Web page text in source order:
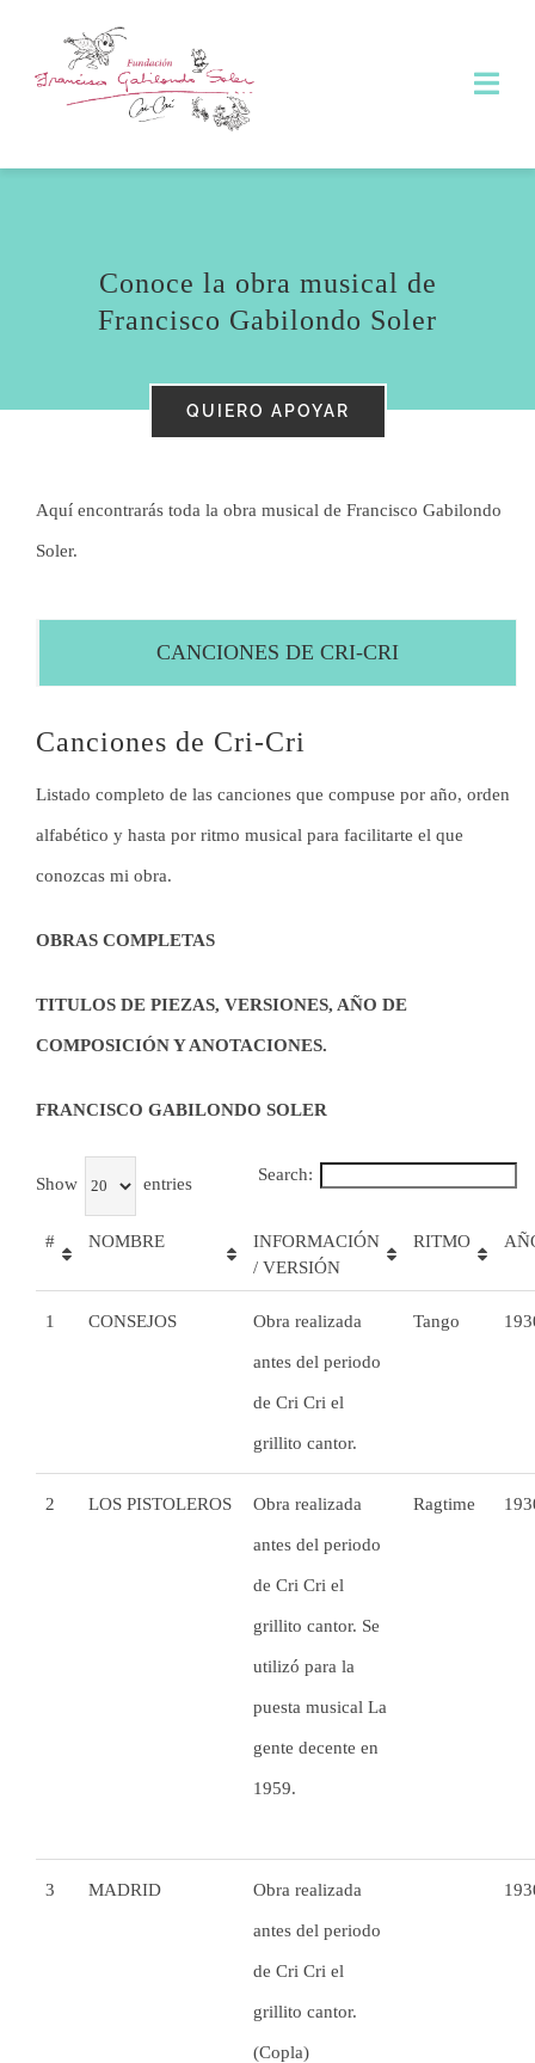
QUIÉN ES EL QUE ANDA AQUÍ
CÓMO PARTICIPAR
PLATAFORMAS
Conoce la obra musical de
Francisco Gabilondo Soler
QUIERO APOYAR
Aquí encontrarás toda la obra musical de Francisco Gabilondo
Soler.
CANCIONES DE CRI-CRI
Canciones de Cri-Cri
Listado completo de las canciones que compuse por año, orden
alfabético y hasta por ritmo musical para facilitarte el que
conozcas mi obra.
OBRAS COMPLETAS
TITULOS DE PIEZAS, VERSIONES, AÑO DE
COMPOSICIÓN Y ANOTACIONES.
FRANCISCO GABILONDO SOLER
Show entries
Search:
# NOMBRE
INFORMACIÓN
/ VERSIÓN
RITMO
1 CONSEJOS Obra realizada
antes del periodo
de Cri Cri el
grillito cantor.
Tango
2 LOS PISTOLEROS Obra realizada
antes del periodo
de Cri Cri el
grillito cantor. Se
utilizó para la
puesta musical La
gente decente en
1959.
Ragtime
3 MADRID Obra realizada
antes del periodo
de Cri Cri el
grillito cantor.
(Copla)